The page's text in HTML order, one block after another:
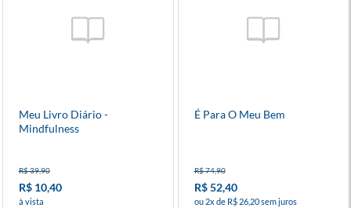
Meu Livro Diário -
Mindfulness
R$ 39,90
R$ 10,40
à vista
É Para O Meu Bem
R$ 74,90
R$ 52,40
ou 2x de R$ 26,20 sem juros